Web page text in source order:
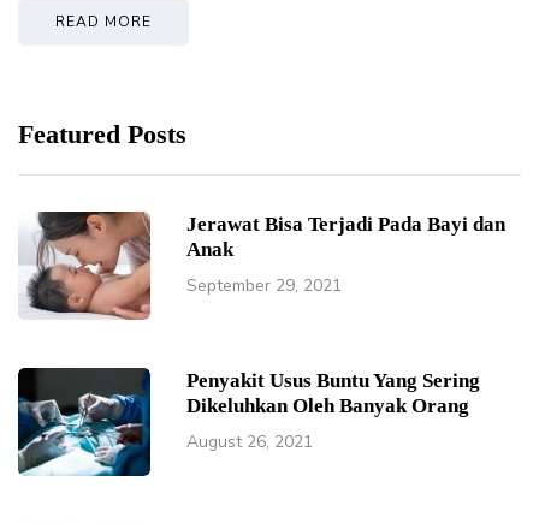
READ MORE
Featured Posts
Jerawat Bisa Terjadi Pada Bayi dan
Anak
September 29, 2021
Penyakit Usus Buntu Yang Sering
Dikeluhkan Oleh Banyak Orang
August 26, 2021